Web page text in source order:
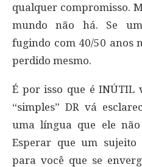
qualquer compromisso.
mundo não há. Se
fugindo com 40/50 anos
perdido mesmo.
É por isso que é INÚTIL
“simples” DR vá
uma língua que ele
Esperar que um
para você que se